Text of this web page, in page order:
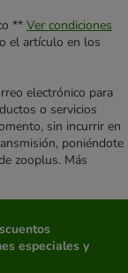
** Ver condiciones
el artículo en los
electrónico para
o servicios
sin incurrir en
poniéndote
zooplus. Más
especiales y